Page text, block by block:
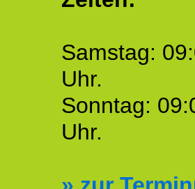
Samstag:
Uhr.
Sonntag:
Uhr.